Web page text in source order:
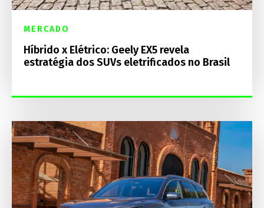
MERCADO
Híbrido x Elétrico: Geely EX5 revela
estratégia dos SUVs eletrificados no Brasil